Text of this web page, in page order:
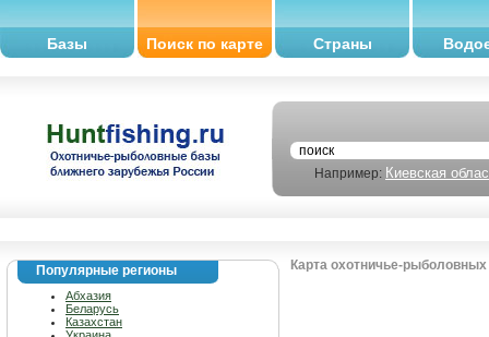
Базы Поиск по карте Страны
Например: Киевская
Популярные регионы
Абхазия
Беларусь
Казахстан
Карта охотничье-рыболовных